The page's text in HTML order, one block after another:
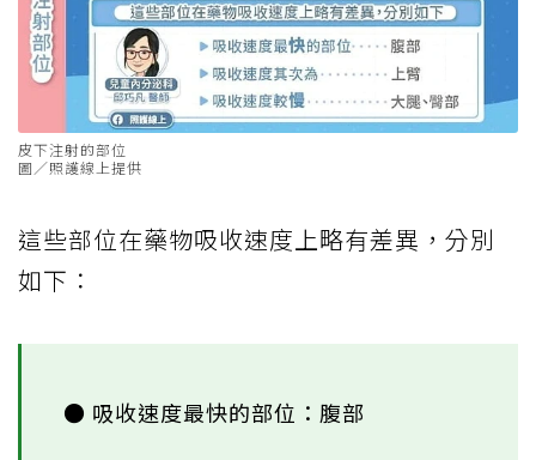
皮下注射的部位
圖／照護線上提供
這些部位在藥物吸收速度上略有差異，分別
如下：
● 吸收速度最快的部位：腹部